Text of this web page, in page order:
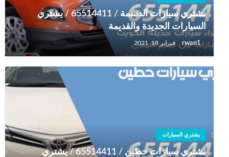
نشتري سيارات الدسمة / 65514411 / يشتري
السيارات الجديدة والقديمة
rwan1 فبراير 18, 2021
يشتري السيارات
نشتري سيارات حطين / 65514411 / يشتري